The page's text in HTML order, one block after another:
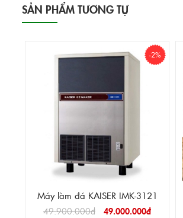
SẢN PHẨM TƯƠNG TỰ
-2%
Máy làm đá KAISER IMK-3121
49.900.000đ 49.000.000đ